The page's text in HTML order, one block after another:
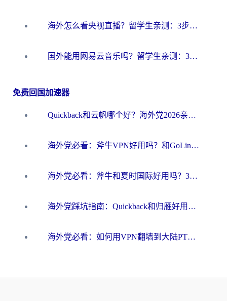
海外怎么看央视直播？留学生亲测：3步解决版权限制+追剧自由
国外能用网易云音乐吗？留学生亲测：3步解决海外听歌难题
免费回国加速器
Quickback和云帆哪个好？海外党2026亲测指南：选对加速器大陆工具，无缝刷国内剧玩国服
海外党必看：斧牛VPN好用吗？和GoLinkVPN对比哪个回国效果更好？
海外党必看：斧牛和夏时国际好用吗？3步选对回国加速器，无缝刷国内资源
海外党踩坑指南：Quickback和归雁好用吗？选对加速器才能无缝刷国内资源
海外党必看：如何用VPN翻墙到大陆PTT？一篇解决你所有回国加速痛点